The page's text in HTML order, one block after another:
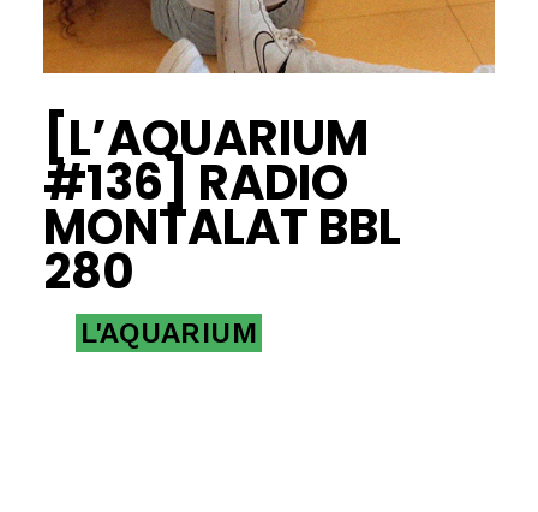
[L’AQUARIUM
#136] RADIO
MONTALAT BBL
280
L'AQUARIUM